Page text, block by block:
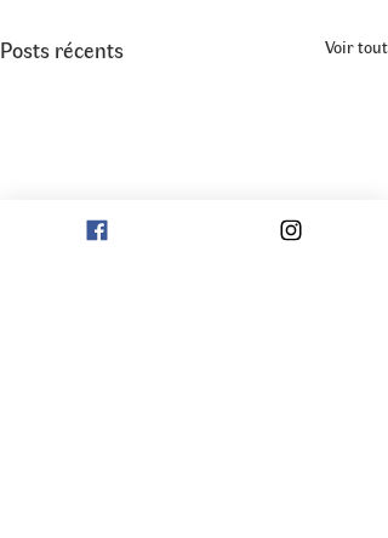
Posts récents Voir tout